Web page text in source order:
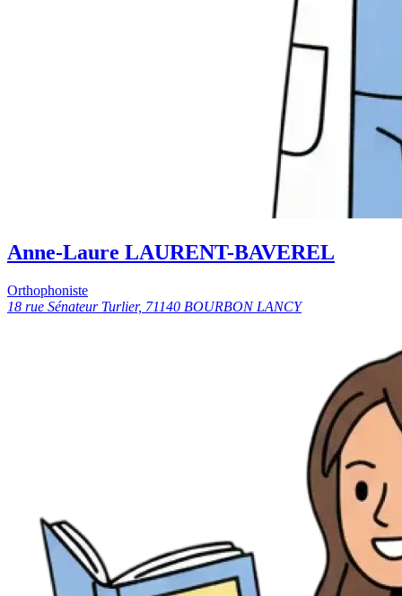
Anne-Laure LAURENT-BAVEREL
Orthophoniste
18 rue Sénateur Turlier, 71140 BOURBON LANCY